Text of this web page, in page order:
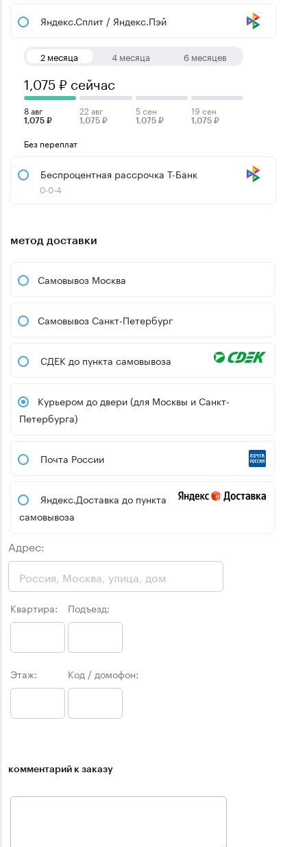
Яндекс.Сплит / Яндекс.Пэй
2 месяца 4 месяца 6 месяцев
1,075 ₽ сейчас
8 авг
1,075 ₽
22 авг
1,075 ₽
5 сен
1,075 ₽
19 сен
1,075 ₽
Без переплат
Беспроцентная рассрочка Т-Банк
0-0-4
метод доставки
Самовывоз Москва
Самовывоз Санкт-Петербург
СДЕК до пункта самовывоза
Курьером до двери (для Москвы и Санкт-
Петербурга)
Почта России
Яндекс.Доставка до пункта
самовывоза
Адрес:
Квартира: Подъезд:
Этаж: Код / домофон:
комментарий к заказу